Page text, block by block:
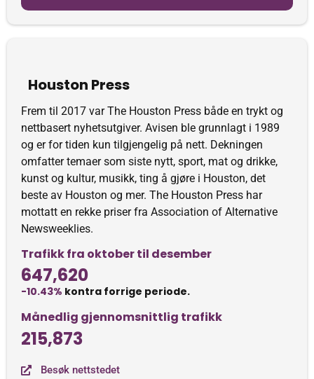
Houston Press
Frem til 2017 var The Houston Press både en trykt og
nettbasert nyhetsutgiver. Avisen ble grunnlagt i 1989
og er for tiden kun tilgjengelig på nett. Dekningen
omfatter temaer som siste nytt, sport, mat og drikke,
kunst og kultur, musikk, ting å gjøre i Houston, det
beste av Houston og mer. The Houston Press har
mottatt en rekke priser fra Association of Alternative
Newsweeklies.
Trafikk fra oktober til desember
647,620
-10.43% kontra forrige periode.
Månedlig gjennomsnittlig trafikk
215,873
Besøk nettstedet